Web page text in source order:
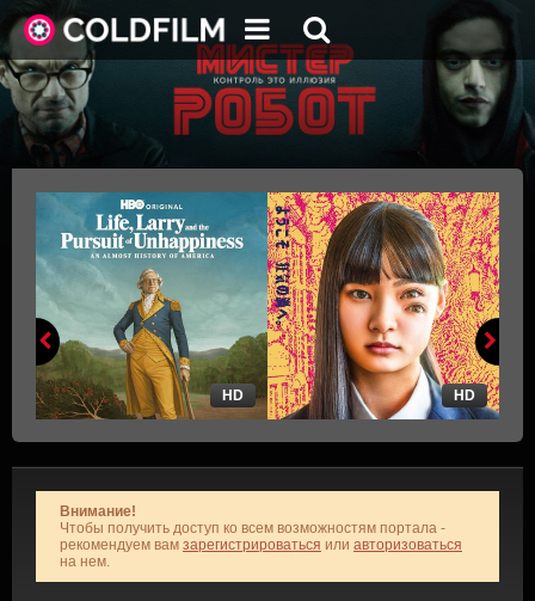
HD HD
Внимание!
Чтобы получить доступ ко всем возможностям портала -
рекомендуем вам зарегистрироваться или авторизоваться
на нем.